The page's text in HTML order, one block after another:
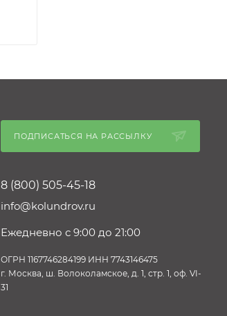
ПОДПИСАТЬСЯ НА РАССЫЛКУ
8 (800) 505-45-18
info@kolundrov.ru
Ежедневно с 9:00 до 21:00
ОГРН 1167746284199 ИНН 7743146475
г. Москва, ш. Волоколамское, д. 1, стр. 1, оф. VI-
31